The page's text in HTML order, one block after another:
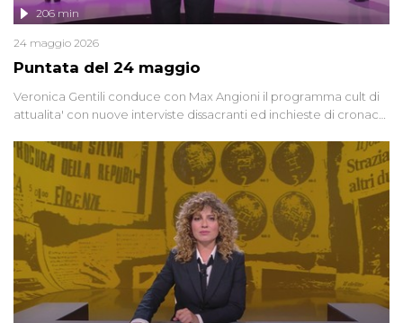
Puntata del 24 maggio
206 min
24 maggio 2026
Veronica Gentili conduce con Max Angioni il programma cult di
attualita' con nuove interviste dissacranti ed inchieste di cronaca